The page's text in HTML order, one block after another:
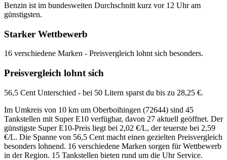
Benzin ist im bundesweiten Durchschnitt kurz vor 12 Uhr am
günstigsten.
Starker Wettbewerb
16 verschiedene Marken - Preisvergleich lohnt sich besonders.
Preisvergleich lohnt sich
56,5 Cent Unterschied - bei 50 Litern sparst du bis zu 28,25 €.
Im Umkreis von 10 km um Oberboihingen (72644) sind 45
Tankstellen mit Super E10 verfügbar, davon 27 aktuell geöffnet. Der
günstigste Super E10-Preis liegt bei 2,02 €/L, der teuerste bei 2,59
€/L. Die Spanne von 56,5 Cent macht einen gezielten Preisvergleich
besonders lohnend. 16 verschiedene Marken sorgen für Wettbewerb
in der Region. 15 Tankstellen bieten rund um die Uhr Service.